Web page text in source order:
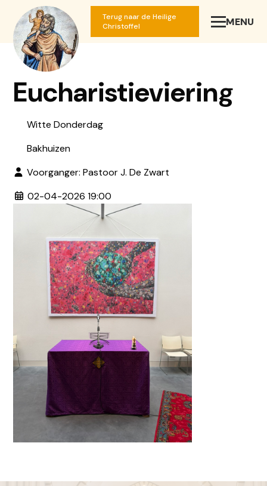
Terug naar de Heilige
Christoffel
MENU
SLUIT
Eucharistieviering
Witte Donderdag
Bakhuizen
Voorganger: Pastoor J. De Zwart
02-04-2026 19:00